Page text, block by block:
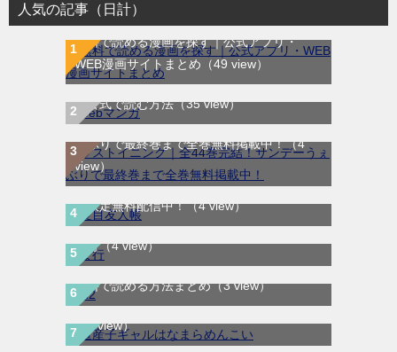
人気の記事（日計）
無料で読める漫画を探す｜公式アプリ・
WEB漫画サイトまとめ （49 view）
WEB漫画サイト一覧｜ブラウザで無料漫画
を公式で読む方法（35 view）
ラストイニング｜全44巻完結！サンデーう
ぇぶりで最終巻まで全巻無料掲載中！（4
view）
夏目友人帳｜最新刊30巻！マンガParkで期
間限定無料配信中！（4 view）
ま行（4 view）
H2はどこで読める？｜サンデーうぇぶりで
無料で読める方法まとめ（3 view）
道産子ギャルはなまらめんこい｜最新刊第
12巻！少年ジャンプ＋で全話無料配信中！
（3 view）
航宙軍士官、冒険者になる｜最新刊第6巻！
第5巻まで無料で読めるマンガアプリ！※順